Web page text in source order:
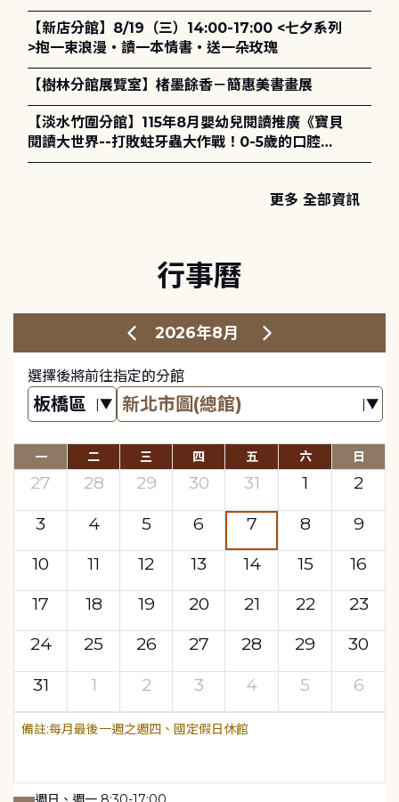
【新店分館】8/19（三）14:00-17:00 <七夕系列
>抱一束浪漫・讀一本情書・送一朵玫瑰
【樹林分館展覽室】楮墨餘香－簡惠美書畫展
【淡水竹圍分館】115年8月嬰幼兒閱讀推廣《寶貝
閱讀大世界--打敗蛀牙蟲大作戰！0-5歲的口腔照
護全攻略》
更多 全部資訊
行事曆
2026年8月
選擇後將前往指定的分館
一 二 三 四 五 六 日
27 28 29 30 31 1
2
3
4 5 6 7 8
9
10
11 12 13 14 15
16
17
18 19 20 21 22
23
24
25 26 27 28 29
30
31
1 2 3 4 5 6
每月最後一週之週四、國定假日休館